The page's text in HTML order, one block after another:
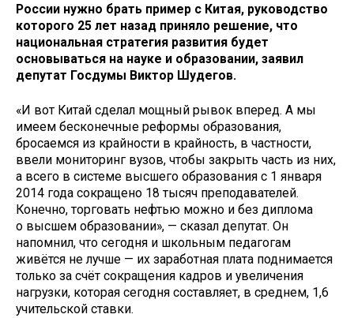
России нужно брать пример с Китая, руководство
которого 25 лет назад приняло решение, что
национальная стратегия развития будет
основываться на науке и образовании, заявил
депутат Госдумы Виктор Шудегов.
«И вот Китай сделал мощный рывок вперед. А мы
имеем бесконечные реформы образования,
бросаемся из крайности в крайность, в частности,
ввели мониторинг вузов, чтобы закрыть часть из них,
а всего в системе высшего образования с 1 января
2014 года сокращено 18 тысяч преподавателей.
Конечно, торговать нефтью можно и без диплома
о высшем образовании», — сказал депутат. Он
напомнил, что сегодня и школьным педагогам
живётся не лучше — их заработная плата поднимается
только за счёт сокращения кадров и увеличения
нагрузки, которая сегодня составляет, в среднем, 1,6
учительской ставки.